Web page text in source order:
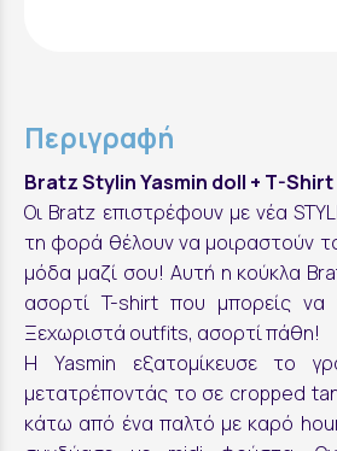
Περιγραφή
Bratz Stylin Yasmin doll + T-Shirt
Οι Bratz επιστρέφουν με νέα
τη φορά θέλουν να μοιραστούν
μόδα μαζί σου! Αυτή η κούκλα
ασορτί T-shirt που μπορείς να
Ξεχωριστά outfits, ασορτί πάθη!
Η Yasmin εξατομίκευσε το
μετατρέποντάς το σε cropped
κάτω από ένα παλτό με καρό